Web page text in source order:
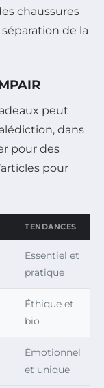
chaussures
de la
peut
dans
pour des
pour
TENDANCES
Essentiel et
pratique
Éthique et
bio
Émotionnel
et unique